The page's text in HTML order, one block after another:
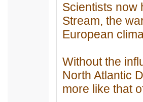
Scientists now
Stream, the
European
Without the
North Atlantic
more like that